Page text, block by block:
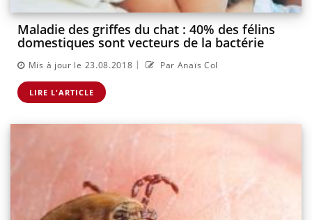
Maladie des griffes du chat : 40% des félins
domestiques sont vecteurs de la bactérie
Mis à jour le 23.08.2018 | Par Anaïs Col
LIRE L'ARTICLE